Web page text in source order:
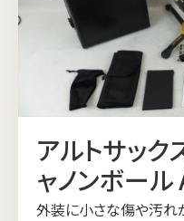
アルトサッ
ャノンボール
外装に小さな傷や汚れ